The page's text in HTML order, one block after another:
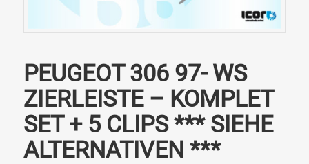
PEUGEOT 306 97- WS
ZIERLEISTE – KOMPLET
SET + 5 CLIPS *** SIEHE
ALTERNATIVEN ***